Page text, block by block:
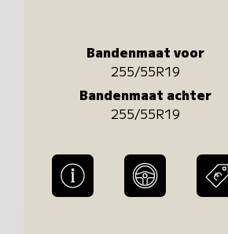
Bandenmaat voor
255/55R19
Bandenmaat achter
255/55R19